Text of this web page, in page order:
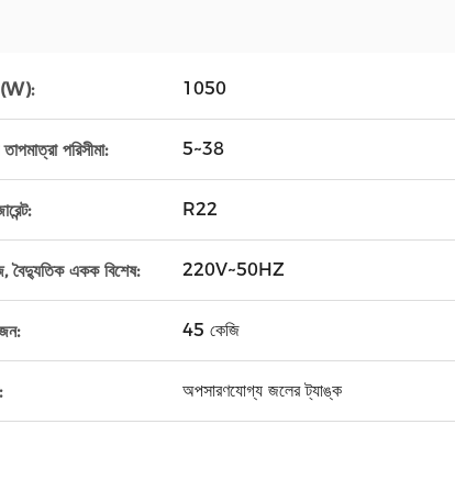
1050
পরিসীমা: 5~38
R22
বৈদ্যুতিক একক বিশেষ: 220V~50HZ
45 কেজি
অপসারণযোগ্য জলের ট্যাঙ্ক